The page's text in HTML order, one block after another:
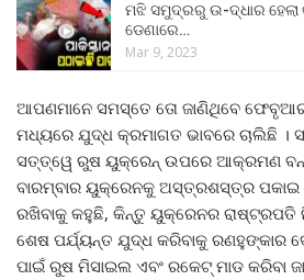
ମଝି ସମୁଦ୍ରରୁ ଉ-ଦ୍ଧାର ହେଲା
ଡେଣାରେ…
Mar 9, 2023
ଆପଣମାନେ ସମସ୍ତେ ତୋ ଜାଣିଥିବେ
ମଧ୍ୟରେ ଯୁଦ୍ଧ କ୍ରମାଗତ ଭାବରେ ଚାଲିଛି ।
ସତ୍ତ୍ୱେ ରୁଷ ୟୁକ୍ରେନ୍‌ ଉପରେ ଆକ୍ରମଣ
ବାରମ୍ବାର ୟୁକ୍ରେନକୁ ଅସ୍ତ୍ରଶସ୍ତ୍ର ପକାଇ
ରଖିବାକୁ କହୁଛି, କିନ୍ତୁ ୟୁକ୍ରେନର ରାଷ୍ଟ୍ରପତି
ଶେଷ ପର୍ଯ୍ୟନ୍ତ ଯୁଦ୍ଧ କରିବାକୁ ରଣହୁଙ୍କାର
ପାଇଁ ରୁଷ ମିସାଇଲ ଏବଂ ରକେଟ୍ ମାଡ କରିବା